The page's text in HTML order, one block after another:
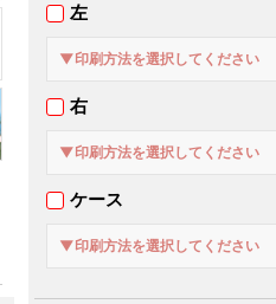
左
▼印刷方法を選択してください
右
▼印刷方法を選択してください
ケース
▼印刷方法を選択してください